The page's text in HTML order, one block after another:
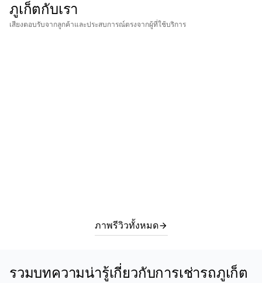
ภูเก็ตกับเรา
เสียงตอบรับจากลูกค้าและประสบการณ์ตรงจากผู้ที่ใช้บริการ
ภาพรีวิวทั้งหมดarrow_forward
รวมบทความน่ารู้เกี่ยวกับการเช่ารถภูเก็ต